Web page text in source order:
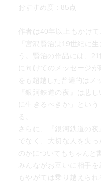
おすすめ度：85点
作者は40年以上もかけ
「宮沢賢治は19世紀に
う。賢治の作品には、
に向けてのメッセージが
をも超越した普遍的はメ
『銀河鉄道の夜』は悲
に生きるべきか」という
る。
さらに、『銀河鉄道の
でなく、大切な人を失
のかについてもちゃんと
みんながお互いに相手
もやがては乗り越えら